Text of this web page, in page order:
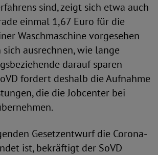
sind, zeigt sich etwa auch
einmal 1,67 Euro für die
Waschmaschine vorgesehen
sich ausrechnen, wie lange
darauf sparen
fordert deshalb die Aufnahme
die die Jobcenter bei
Gesetzentwurf die Corona-
ist, bekräftigt der SoVD